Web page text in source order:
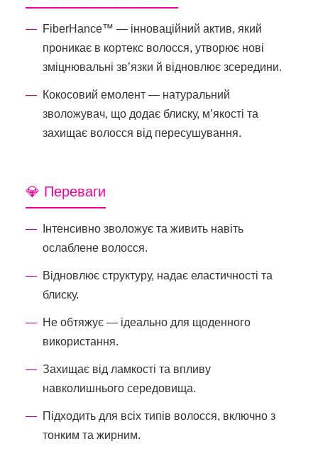
FiberHance™ — інноваційний актив, який
проникає в кортекс волосся, утворює нові
зміцнювальні зв’язки й відновлює зсередини.
Кокосовий емолент — натуральний
зволожувач, що додає блиску, м’якості та
захищає волосся від пересушування.
💎 Переваги
Інтенсивно зволожує та живить навіть
ослаблене волосся.
Відновлює структуру, надає еластичності та
блиску.
Не обтяжує — ідеально для щоденного
використання.
Захищає від ламкості та впливу
навколишнього середовища.
Підходить для всіх типів волосся, включно з
тонким та жирним.